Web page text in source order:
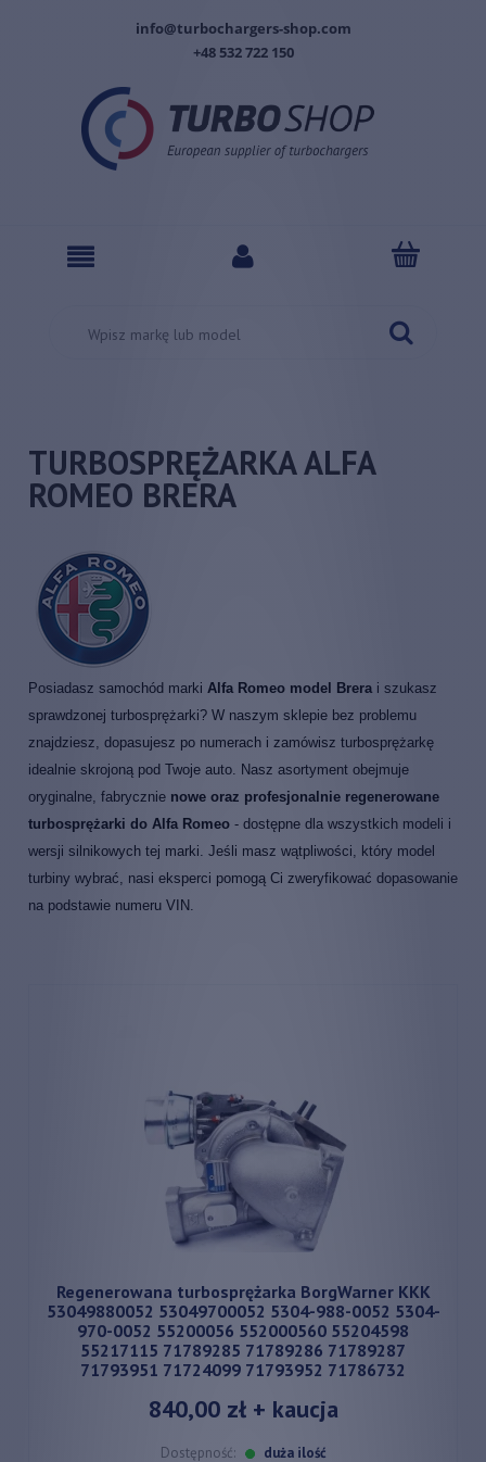
info@turbochargers-shop.com
+48 532 722 150
TURBOSPRĘŻARKA ALFA
ROMEO BRERA
Posiadasz samochód marki Alfa Romeo model Brera i szukasz
sprawdzonej turbosprężarki? W naszym sklepie bez problemu
znajdziesz, dopasujesz po numerach i zamówisz turbosprężarkę
idealnie skrojoną pod Twoje auto. Nasz asortyment obejmuje
oryginalne, fabrycznie nowe oraz profesjonalnie regenerowane
turbosprężarki do Alfa Romeo - dostępne dla wszystkich modeli i
wersji silnikowych tej marki. Jeśli masz wątpliwości, który model
turbiny wybrać, nasi eksperci pomogą Ci zweryfikować dopasowanie
na podstawie numeru VIN.
Regenerowana turbosprężarka BorgWarner KKK
53049880052 53049700052 5304-988-0052 5304-
970-0052 55200056 552000560 55204598
55217115 71789285 71789286 71789287
71793951 71724099 71793952 71786732
840,00 zł+ kaucja
Dostępność: duża ilość